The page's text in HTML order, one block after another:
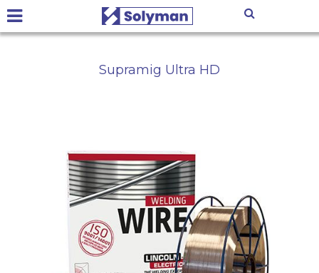
Supramig Ultra HD